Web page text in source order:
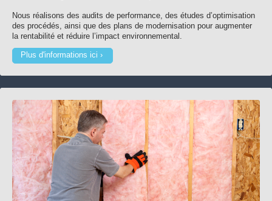
Nous réalisons des audits de performance, des études d’optimisation
des procédés, ainsi que des plans de modernisation pour augmenter
la rentabilité et réduire l’impact environnemental.
Plus d'informations ici